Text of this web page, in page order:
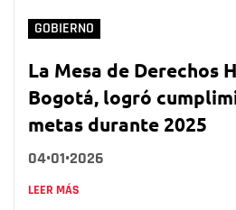
GOBIERNO
La Mesa de Derechos
Bogotá, logró
metas durante 2025
04•01•2026
LEER MÁS